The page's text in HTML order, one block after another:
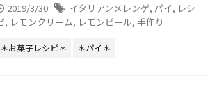
2019/3/30 イタリアンメレンゲ, パイ, レシ
, レモンクリーム, レモンピール, 手作り
＊お菓子レシピ＊ ＊パイ＊